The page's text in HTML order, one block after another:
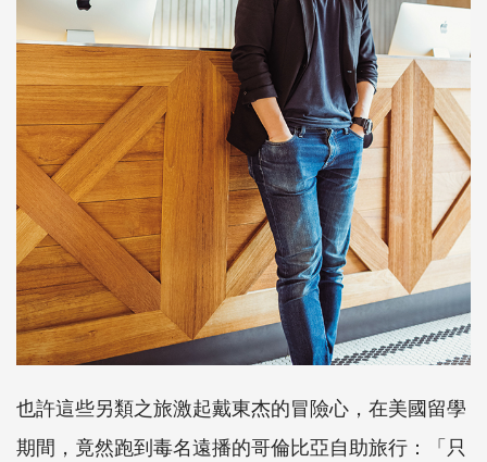
也許這些另類之旅激起戴東杰的冒險心，在美國留學
期間，竟然跑到毒名遠播的哥倫比亞自助旅行：「只